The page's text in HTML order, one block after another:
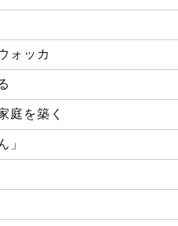
ォッカ
庭を築く
」